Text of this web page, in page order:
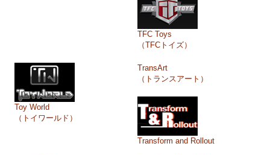
TFC Toys
（TFCトイズ）
Toy World
（トイワールド）
TransArt
（トランスアート）
Transform and Rollout